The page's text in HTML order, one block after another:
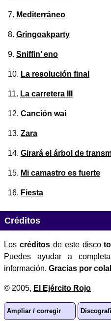
Mediterráneo
Gringoakparty
Sniffin’ eno
La resolución final
La carretera III
Canción wai
Zara
Girará el árbol de
Mi camastro es fuerte
Fiesta
Créditos
Los créditosde este disco
Puedes ayudar a
información. Gracias por
© 2005, El Ejército Rojo
Ampliar / corregir